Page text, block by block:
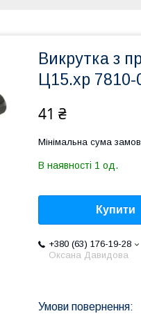
Викрутка з
Ц15.хр
41 ₴
Мінімальна сума
В наявності 1 од.
Купити
+380 (63) 176-19-28
Оксана Давидова